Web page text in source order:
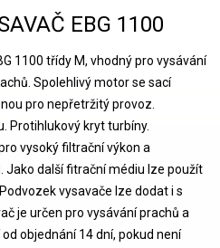
EBG 1100
1100 třídy M, vhodný pro vysávání
Spolehlivý motor se sací
pro nepřetržitý provoz.
Protihlukový kryt turbíny.
vysoký filtrační výkon a
Jako další fitrační médiu lze použít
vysavače lze dodat i s
je určen pro vysávání prachů a
objednání 14 dní, pokud není